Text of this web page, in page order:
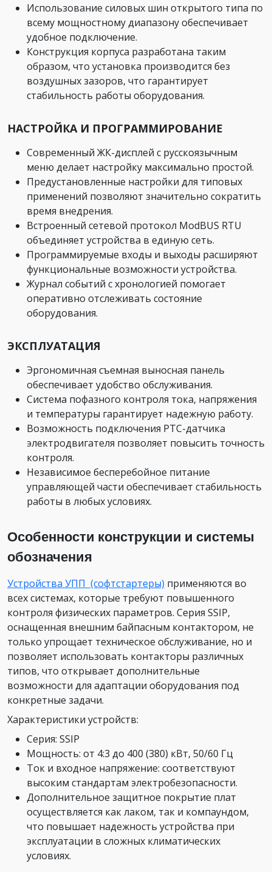
Использование силовых шин открытого типа по
всему мощностному диапазону обеспечивает
удобное подключение.
Конструкция корпуса разработана таким
образом, что установка производится без
воздушных зазоров, что гарантирует
стабильность работы оборудования.
НАСТРОЙКА И ПРОГРАММИРОВАНИЕ
Современный ЖК-дисплей с русскоязычным
меню делает настройку максимально простой.
Предустановленные настройки для типовых
применений позволяют значительно сократить
время внедрения.
Встроенный сетевой протокол ModBUS RTU
объединяет устройства в единую сеть.
Программируемые входы и выходы расширяют
функциональные возможности устройства.
Журнал событий с хронологией помогает
оперативно отслеживать состояние
оборудования.
ЭКСПЛУАТАЦИЯ
Эргономичная съемная выносная панель
обеспечивает удобство обслуживания.
Система пофазного контроля тока, напряжения
и температуры гарантирует надежную работу.
Возможность подключения РТС-датчика
электродвигателя позволяет повысить точность
контроля.
Независимое бесперебойное питание
управляющей части обеспечивает стабильность
работы в любых условиях.
Особенности конструкции и системы
обозначения
Устройства УПП (софтстартеры) применяются во
всех системах, которые требуют повышенного
контроля физических параметров. Серия SSIP,
оснащенная внешним байпасным контактором, не
только упрощает техническое обслуживание, но и
позволяет использовать контакторы различных
типов, что открывает дополнительные
возможности для адаптации оборудования под
конкретные задачи.
Характеристики устройств:
Серия: SSIP
Мощность: от 4:3 до 400 (380) кВт, 50/60 Гц
Ток и входное напряжение: соответствуют
высоким стандартам электробезопасности.
Дополнительное защитное покрытие плат
осуществляется как лаком, так и компаундом,
что повышает надежность устройства при
эксплуатации в сложных климатических
условиях.